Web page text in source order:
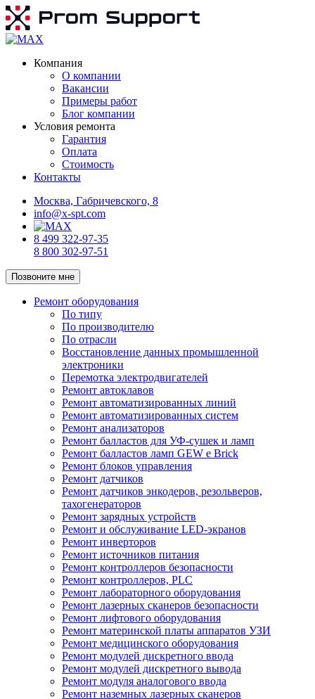
Компания
О компании
Вакансии
Примеры работ
Блог компании
Условия ремонта
Гарантия
Оплата
Стоимость
Контакты
Москва, Габричевского, 8
info@x-spt.com
8 499 322-97-35
8 800 302-97-51
Позвоните мне
Ремонт оборудования
По типу
По производителю
По отрасли
Восстановление данных промышленной
электроники
Перемотка электродвигателей
Ремонт автоклавов
Ремонт автоматизированных линий
Ремонт автоматизированных систем
Ремонт анализаторов
Ремонт балластов для УФ-сушек и ламп
Ремонт балластов ламп GEW e Brick
Ремонт блоков управления
Ремонт датчиков
Ремонт датчиков энкодеров, резольверов,
тахогенераторов
Ремонт зарядных устройств
Ремонт и обслуживание LED-экранов
Ремонт инверторов
Ремонт источников питания
Ремонт контроллеров безопасности
Ремонт контроллеров, PLC
Ремонт лабораторного оборудования
Ремонт лазерных сканеров безопасности
Ремонт лифтового оборудования
Ремонт материнской платы аппаратов УЗИ
Ремонт медицинского оборудования
Ремонт модулей дискретного ввода
Ремонт модулей дискретного вывода
Ремонт модуля аналогового ввода
Ремонт наземных лазерных сканеров